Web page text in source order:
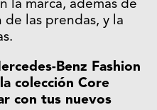
la marca, además de
de las prendas, y la
Benz Fashion
colección Core
con tus nuevos